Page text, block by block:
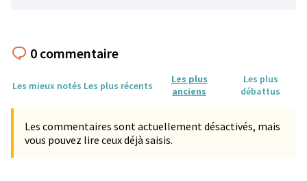
0 commentaire
Les mieux notés Les plus récents
Les plus
anciens
Les plus
débattus
Les commentaires sont actuellement désactivés, mais
vous pouvez lire ceux déjà saisis.